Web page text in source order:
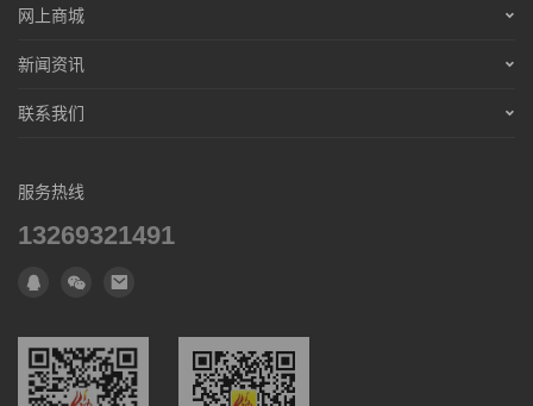
购买流程
常见问题
网上商城
彝文书店
新闻资讯
彝乡新闻
彝乡摄影
联系我们
联系我们
人才招聘
服务热线
13269321491